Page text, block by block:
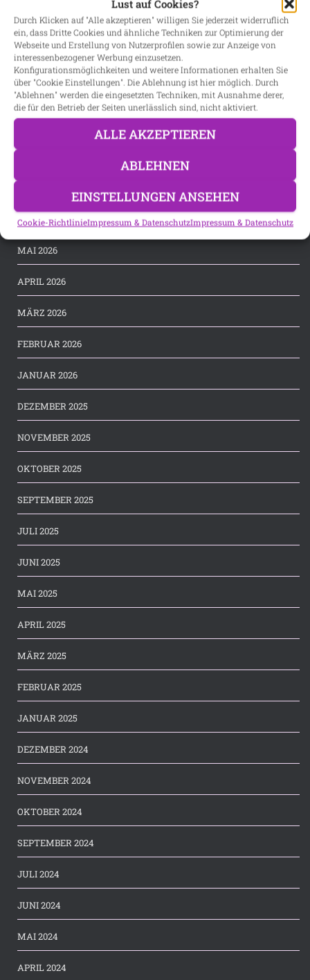
Lust auf Cookies?
Durch Klicken auf "Alle akzeptieren" willigen Sie jederzeit widerruflich
ein, dass Dritte Cookies und ähnliche Techniken zur Optimierung der
Webseite und Erstellung von Nutzerprofilen sowie zur Anzeige von
interessenbezogener Werbung einzusetzen.
Konfigurationsmöglichkeiten und weitere Informationen erhalten Sie
über "Cookie Einstellungen". Die Ablehnung ist hier möglich. Durch
"Ablehnen" werden die eingesetzten Techniken, mit Ausnahme derer,
die für den Betrieb der Seiten unerlässlich sind, nicht aktiviert.
ALLE AKZEPTIEREN
ABLEHNEN
EINSTELLUNGEN ANSEHEN
Cookie-RichtlinieImpressum & DatenschutzImpressum & Datenschutz
Suchen
SUCHEN
Archiv
JUNI 2026
MAI 2026
APRIL 2026
MÄRZ 2026
FEBRUAR 2026
JANUAR 2026
DEZEMBER 2025
NOVEMBER 2025
OKTOBER 2025
SEPTEMBER 2025
JULI 2025
JUNI 2025
MAI 2025
APRIL 2025
MÄRZ 2025
FEBRUAR 2025
JANUAR 2025
DEZEMBER 2024
NOVEMBER 2024
OKTOBER 2024
SEPTEMBER 2024
JULI 2024
JUNI 2024
MAI 2024
APRIL 2024